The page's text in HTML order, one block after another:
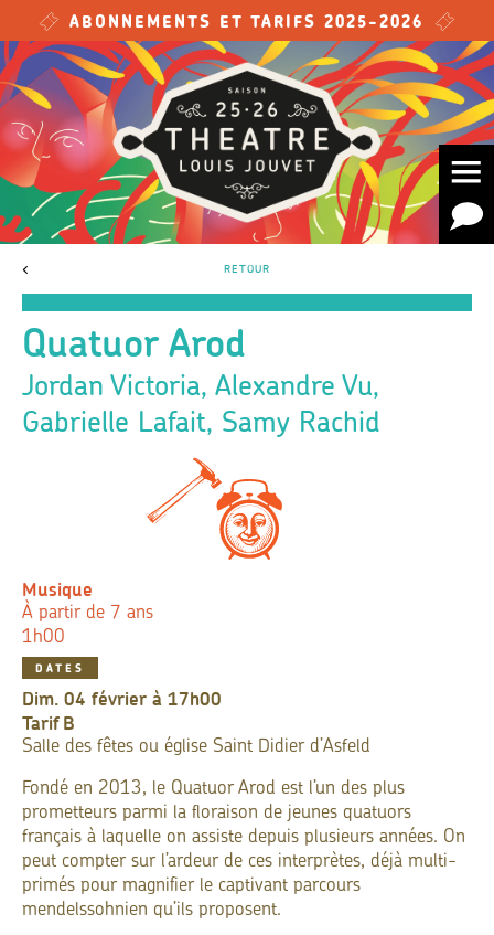
Skip to main content
ABONNEMENTS ET TARIFS 2025-2026
< RETOUR
Quatuor Arod
Jordan Victoria, Alexandre Vu,
Gabrielle Lafait, Samy Rachid
Musique
À partir de 7 ans
1h00
DATES
dim. 04 février à 17h00
TarifB
Salle des fêtes ou église Saint Didier d’Asfeld
Fondé en 2013, le Quatuor Arod est l’un des plus
prometteurs parmi la floraison de jeunes quatuors
français à laquelle on assiste depuis plusieurs années. On
peut compter sur l’ardeur de ces interprètes, déjà multi-
primés pour magnifier le captivant parcours
mendelssohnien qu’ils proposent.